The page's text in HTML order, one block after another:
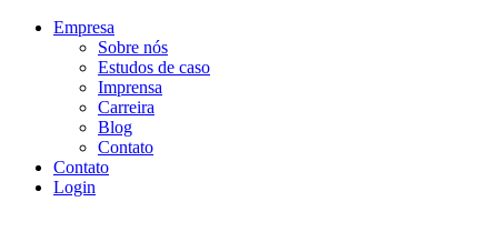
Empresa
Sobre nós
Estudos de caso
Imprensa
Carreira
Blog
Contato
Contato
Login